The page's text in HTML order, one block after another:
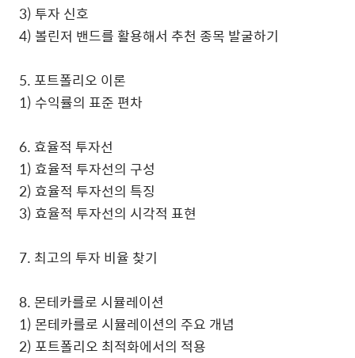
3) 투자 신호
4) 볼린저 밴드를 활용해서 추천 종목 발굴하기
5. 포트폴리오 이론
1) 수익률의 표준 편차
6. 효율적 투자선
1) 효율적 투자선의 구성
2) 효율적 투자선의 특징
3) 효율적 투자선의 시각적 표현
7. 최고의 투자 비율 찾기
8. 몬테카를로 시뮬레이션
1) 몬테카를로 시뮬레이션의 주요 개념
2) 포트폴리오 최적화에서의 적용